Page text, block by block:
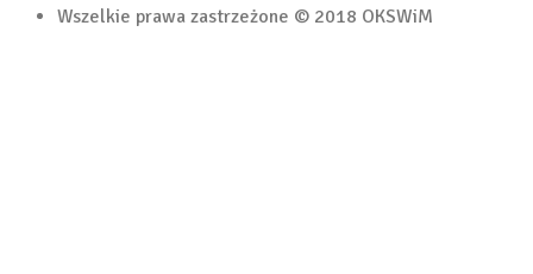
Wszelkie prawa zastrzeżone © 2018 OKSWiM